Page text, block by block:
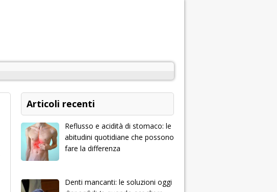
Articoli recenti
Reflusso e acidità di stomaco: le
abitudini quotidiane che possono
fare la differenza
Denti mancanti: le soluzioni oggi